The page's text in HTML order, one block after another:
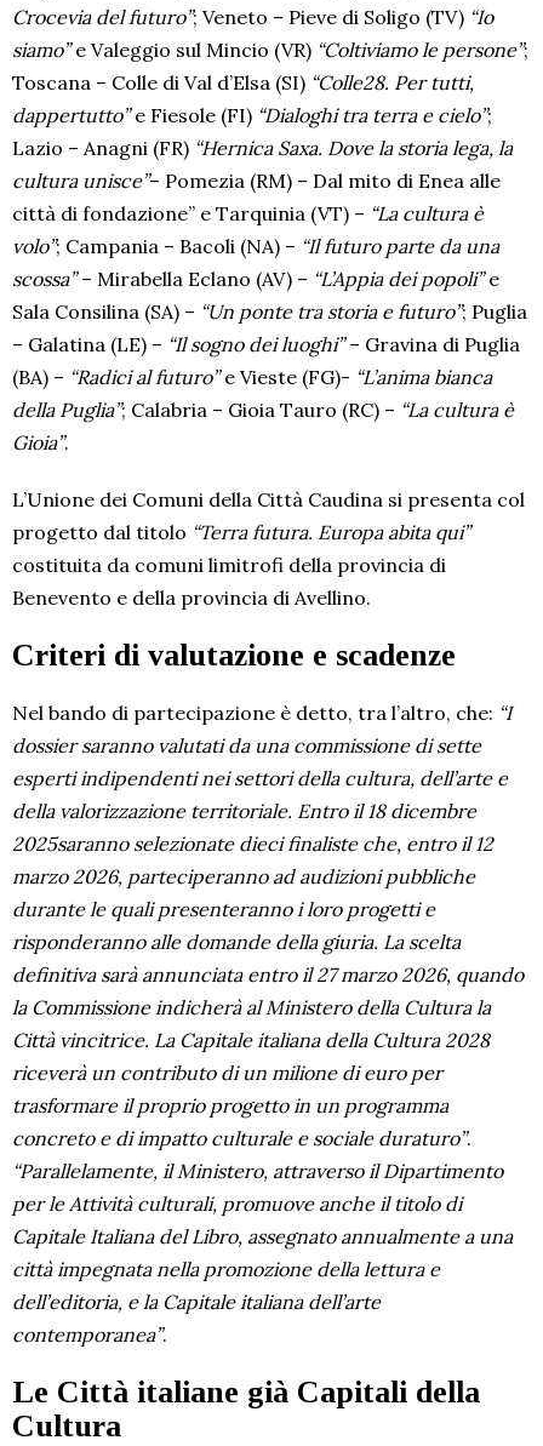
Crocevia del futuro”; Veneto – Pieve di Soligo (TV) “Io
siamo”e Valeggio sul Mincio (VR) “Coltiviamo le persone”;
Toscana – Colle di Val d’Elsa (SI) “Colle28. Per tutti,
dappertutto”e Fiesole (FI) “Dialoghi tra terra e cielo”;
Lazio – Anagni (FR) “Hernica Saxa. Dove la storia lega, la
cultura unisce”– Pomezia (RM) – Dal mito di Enea alle
città di fondazione” e Tarquinia (VT) – “La cultura è
volo”; Campania – Bacoli (NA) – “Il futuro parte da una
scossa”– Mirabella Eclano (AV) – “L’Appia dei popoli”e
Sala Consilina (SA) – “Un ponte tra storia e futuro”; Puglia
– Galatina (LE) – “Il sogno dei luoghi”– Gravina di Puglia
(BA) – “Radici al futuro”e Vieste (FG)- “L’anima bianca
della Puglia”; Calabria – Gioia Tauro (RC) – “La cultura è
Gioia”.
L’Unione dei Comuni della Città Caudina si presenta col
progetto dal titolo “Terra futura. Europa abita qui”
costituita da comuni limitrofi della provincia di
Benevento e della provincia di Avellino.
Criteri di valutazione e scadenze
Nel bando di partecipazione è detto, tra l’altro, che: “I
dossier saranno valutati da una commissione di sette
esperti indipendenti nei settori della cultura, dell’arte e
della valorizzazione territoriale. Entro il 18 dicembre
2025saranno selezionate dieci finaliste che, entro il 12
marzo 2026, parteciperanno ad audizioni pubbliche
durante le quali presenteranno i loro progetti e
risponderanno alle domande della giuria. La scelta
definitiva sarà annunciata entro il 27 marzo 2026, quando
la Commissione indicherà al Ministero della Cultura la
Città vincitrice. La Capitale italiana della Cultura 2028
riceverà un contributo di un milione di euro per
trasformare il proprio progetto in un programma
concreto e di impatto culturale e sociale duraturo”.
“Parallelamente, il Ministero, attraverso il Dipartimento
per le Attività culturali, promuove anche il titolo di
Capitale Italiana del Libro, assegnato annualmente a una
città impegnata nella promozione della lettura e
dell’editoria, e la Capitale italiana dell’arte
contemporanea”.
Le Città italiane già Capitali della
Cultura